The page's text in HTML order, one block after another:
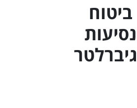
ביטוח
נסיעות
גיברלטר